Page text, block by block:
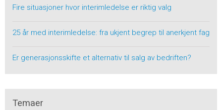
Fire situasjoner hvor interimledelse er riktig valg
25 år med interimledelse: fra ukjent begrep til anerkjent fag
Er generasjonsskifte et alternativ til salg av bedriften?
Temaer